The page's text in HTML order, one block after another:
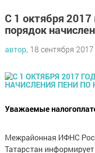
С 1 октября 2017
порядок
автор, 18 сентября
Уважаемые
Межрайонная ИФНС
Татарстан